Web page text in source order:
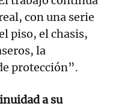
con una serie
piso, el chasis,
la
protección”.
a su